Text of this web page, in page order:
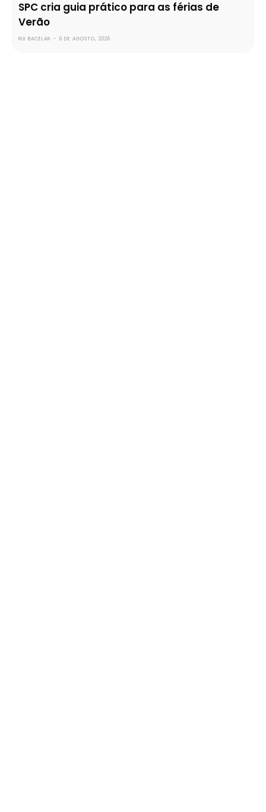
SPC cria guia prático para as férias de
Verão
RUI BACELAR - 6 DE AGOSTO, 2026